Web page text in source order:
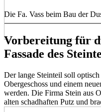
Die Fa. Vass beim Bau der
Vorbereitung für
Fassade des
Der lange Steinteil soll
Obergeschoss und einem
werden. Die Firma Stein aus
alten schadhaften Putz und